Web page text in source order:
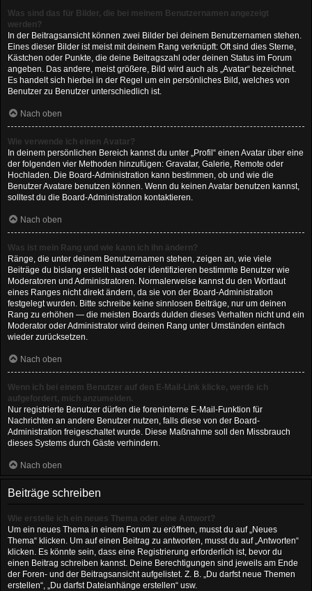
Was sind das für Bilder, die bei meinem Benutzernamen angezeigt
werden?
In der Beitragsansicht können zwei Bilder bei deinem Benutzernamen stehen.
Eines dieser Bilder ist meist mit deinem Rang verknüpft: Oft sind dies Sterne,
Kästchen oder Punkte, die deine Beitragszahl oder deinen Status im Forum
angeben. Das andere, meist größere, Bild wird auch als „Avatar“ bezeichnet.
Es handelt sich hierbei in der Regel um ein persönliches Bild, welches von
Benutzer zu Benutzer unterschiedlich ist.
Nach oben
Wie verwende ich einen Avatar?
In deinem persönlichen Bereich kannst du unter „Profil“ einen Avatar über eine
der folgenden vier Methoden hinzufügen: Gravatar, Galerie, Remote oder
Hochladen. Die Board-Administration kann bestimmen, ob und wie die
Benutzer Avatare benutzen können. Wenn du keinen Avatar benutzen kannst,
solltest du die Board-Administration kontaktieren.
Nach oben
Was ist mein Rang und wie kann ich ihn ändern?
Ränge, die unter deinem Benutzernamen stehen, zeigen an, wie viele
Beiträge du bislang erstellt hast oder identifizieren bestimmte Benutzer wie
Moderatoren und Administratoren. Normalerweise kannst du den Wortlaut
eines Ranges nicht direkt ändern, da sie von der Board-Administration
festgelegt wurden. Bitte schreibe keine sinnlosen Beiträge, nur um deinen
Rang zu erhöhen — die meisten Boards dulden dieses Verhalten nicht und ein
Moderator oder Administrator wird deinen Rang unter Umständen einfach
wieder zurücksetzen.
Nach oben
Wenn ich bei einem Benutzer auf den E-Mail-Link klicke, werde ich
aufgefordert, mich anzumelden.
Nur registrierte Benutzer dürfen die foreninterne E-Mail-Funktion für
Nachrichten an andere Benutzer nutzen, falls diese von der Board-
Administration freigeschaltet wurde. Diese Maßnahme soll den Missbrauch
dieses Systems durch Gäste verhindern.
Nach oben
Beiträge schreiben
Wie erstelle ich ein neues Thema oder eine Antwort?
Um ein neues Thema in einem Forum zu eröffnen, musst du auf „Neues
Thema“ klicken. Um auf einen Beitrag zu antworten, musst du auf „Antworten“
klicken. Es könnte sein, dass eine Registrierung erforderlich ist, bevor du
einen Beitrag schreiben kannst. Deine Berechtigungen sind jeweils am Ende
der Foren- und der Beitragsansicht aufgelistet. Z. B. „Du darfst neue Themen
erstellen“, „Du darfst Dateianhänge erstellen“ usw.